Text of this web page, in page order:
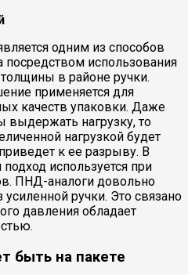
одним из способов
посредством использования
в районе ручки.
применяется для
качеств упаковки. Даже
выдержать нагрузку, то
нагрузкой будет
приведет к ее разрыву. В
используется при
ПНД-аналоги довольно
усиленной ручки. Это связано
давления обладает
быть на пакете